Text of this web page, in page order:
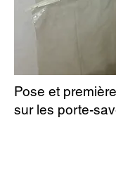
Pose et
sur les porte-